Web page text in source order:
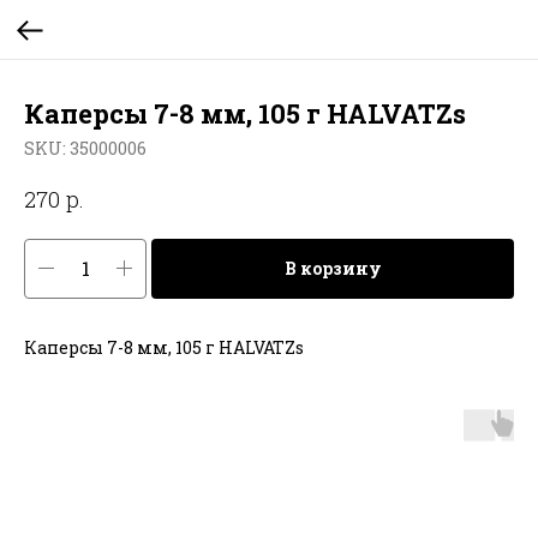
Каперсы 7-8 мм, 105 г HALVATZs
SKU: 35000006
270 р.
В корзину
Каперсы 7-8 мм, 105 г HALVATZs